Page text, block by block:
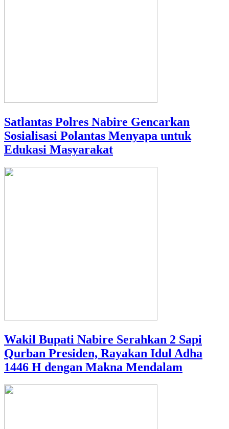
Satlantas Polres Nabire Gencarkan
Sosialisasi Polantas Menyapa untuk
Edukasi Masyarakat
Wakil Bupati Nabire Serahkan 2 Sapi
Qurban Presiden, Rayakan Idul Adha
1446 H dengan Makna Mendalam